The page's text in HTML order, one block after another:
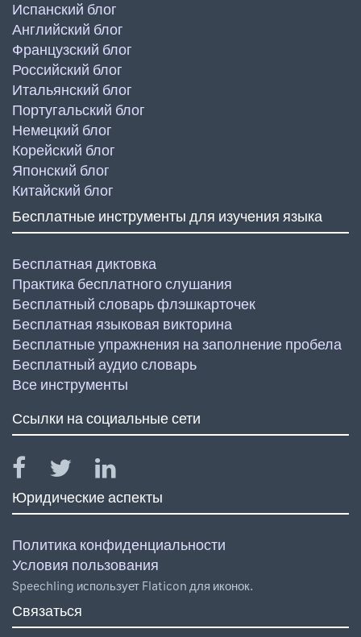
Испанский блог
Английский блог
Французский блог
Российский блог
Итальянский блог
Португальский блог
Немецкий блог
Корейский блог
Японский блог
Китайский блог
Бесплатные инструменты для изучения языка
Бесплатная диктовка
Практика бесплатного слушания
Бесплатный словарь флэшкарточек
Бесплатная языковая викторина
Бесплатные упражнения на заполнение пробела
Бесплатный аудио словарь
Все инструменты
Ссылки на социальные сети
Юридические аспекты
Политика конфиденциальности
Условия пользования
Speechling использует Flaticon для иконок.
Связаться